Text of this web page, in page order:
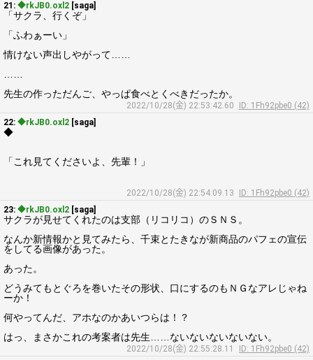
21: ◆rkJB0.oxl2 [saga]
「サクラ、行くぞ」
「ふわぁーい」
情けない声出しやがって……
先生の作っただんご、やっぱ食べとくべきだったか。
2022/10/28(金) 22:53:42.60
ID: 1Fh92pbe0 (42)
22: ◆rkJB0.oxl2 [saga]
◆
「これ見てくださいよ、先輩！」
2022/10/28(金) 22:54:09.13
ID: 1Fh92pbe0 (42)
23: ◆rkJB0.oxl2 [saga]
サクラが見せてくれたのは支部（リコリコ）のＳＮＳ。
なんか新情報かと見てみたら、千束とたきなが新商品のパフェの宣伝
をしてる画像があった。
あった。
どうみてもとぐろを巻いたその形状、口にするのもＮＧなアレじゃね
ーか！
何やってんだ、アホなのかあいつらは！？
はっ、まさかこれの考案者は先生……ないないないないない。
2022/10/28(金) 22:55:28.11
ID: 1Fh92pbe0 (42)